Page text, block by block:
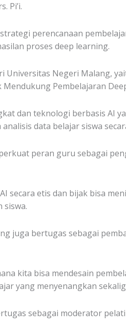
Pi’i.
perencanaan
proses deep learning.
Negeri Malang,
Pembelajaran
dan teknologi berbasis AI
data belajar siswa
peran guru sebagai
secara etis dan bijak bisa
siswa.
juga bertugas sebagai
kita bisa mendesain
yang menyenangkan
sebagai moderator